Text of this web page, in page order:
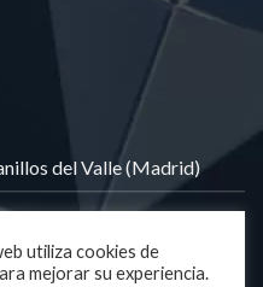
del Valle (Madrid)
utiliza cookies de
mejorar su experiencia.